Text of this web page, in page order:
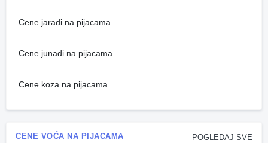
Cene jaradi na pijacama
Cene junadi na pijacama
Cene koza na pijacama
POGLEDAJ SVE
CENE VOĆA NA PIJACAMA